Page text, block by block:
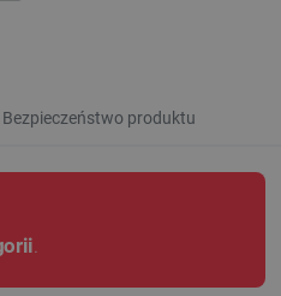
Bezpieczeństwo produktu
.